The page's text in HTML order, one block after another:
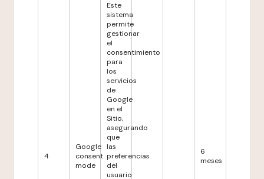
4
Google
consent
mode
Este
sistema
permite
gestionar
el
consentimiento
para
los
servicios
de
Google
en el
Sitio,
asegurando
que
las
preferencias
del
usuario
6
meses